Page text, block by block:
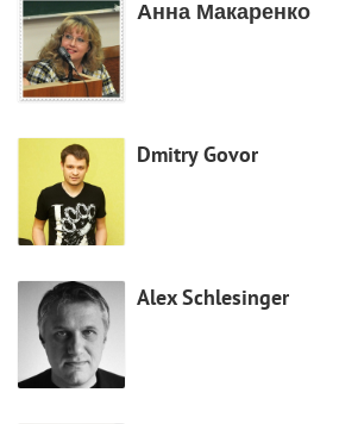
Анна Макаренко
Dmitry Govor
Alex Schlesinger